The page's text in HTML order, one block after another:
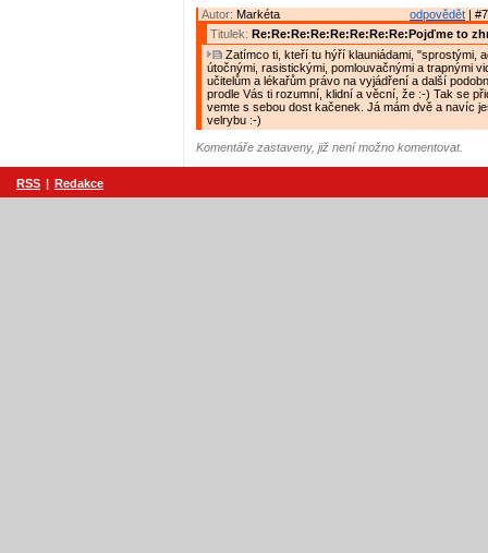
odpovědět |
Autor: Markéta
Titulek: Re:Re:Re:Re:Re:Re:Re:Re:Pojďme to
Zatímco ti, kteří tu hýří klauniádami, "sprostými,
útočnými, rasistickými, pomlouvačnými a trapnými
učitelům a lékařům právo na vyjádření a další
prodle Vás ti rozumní, klidní a věcní, že :-) Tak se
vemte s sebou dost kačenek. Já mám dvě a navíc
velrybu :-)
Komentáře zastaveny, již není možno komentovat.
RSS | Redakce